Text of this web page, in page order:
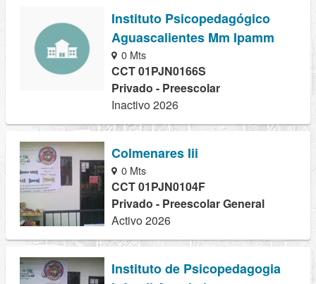
Instituto Psicopedagógico
Aguascalientes Mm Ipamm
0 Mts
CCT 01PJN0166S
Privado - Preescolar
Inactivo 2026
Colmenares Iii
0 Mts
CCT 01PJN0104F
Privado - Preescolar General
Activo 2026
Instituto de Psicopedagogia